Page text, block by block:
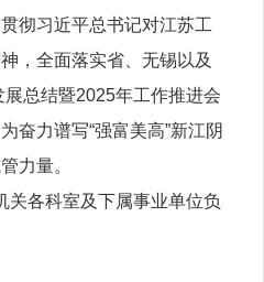
彻习近平总书记对江苏工
，全面落实省、无锡以及
总结暨2025年工作推进会
奋力谱写“强富美高”新江阴
力量。
关各科室及下属事业单位负